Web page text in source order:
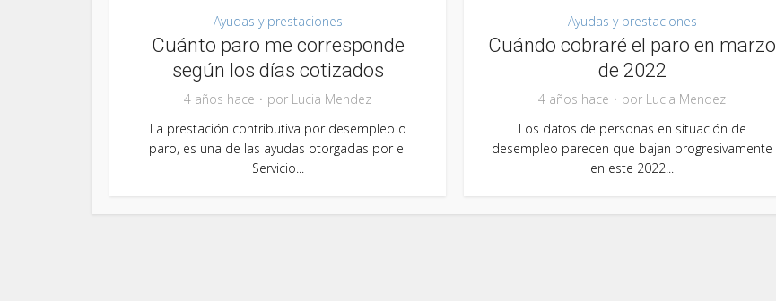
Ayudas y prestaciones
Cuánto paro me corresponde
según los días cotizados
4 años hace por Lucia Mendez
La prestación contributiva por desempleo o
paro, es una de las ayudas otorgadas por el
Servicio...
Ayudas y prestaciones
Cuándo cobraré el paro en marzo
de 2022
4 años hace por Lucia Mendez
Los datos de personas en situación de
desempleo parecen que bajan progresivamente
en este 2022...